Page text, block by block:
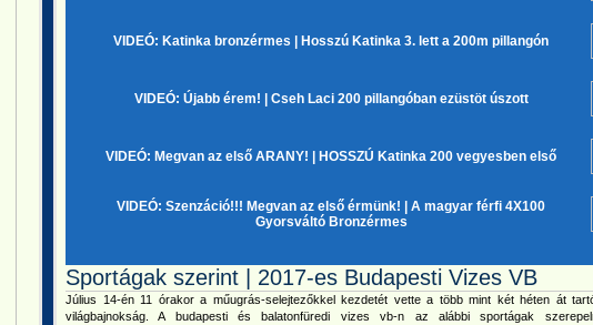
VIDEÓ: Katinka bronzérmes | Hosszú Katinka 3. lett a 200m pillangón
VIDEÓ: Újabb érem! | Cseh Laci 200 pillangóban ezüstöt úszott
VIDEÓ: Megvan az első ARANY! | HOSSZÚ Katinka 200 vegyesben első
VIDEÓ: Szenzáció!!! Megvan az első érmünk!
| A magyar férfi 4X100
Gyorsváltó Bronzérmes
Sportágak szerint | 2017-es Budapesti Vizes VB
Július 14-én 11 órakor a műugrás-selejtezőkkel kezdetét vette a több mint két héten át
világbajnokság. A budapesti és balatonfüredi vizes vb-n az alábbi sportágak